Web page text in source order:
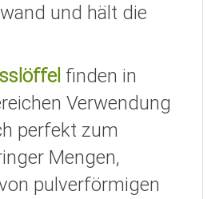
und hält die
finden in
Verwendung
perfekt zum
Mengen,
pulverförmigen